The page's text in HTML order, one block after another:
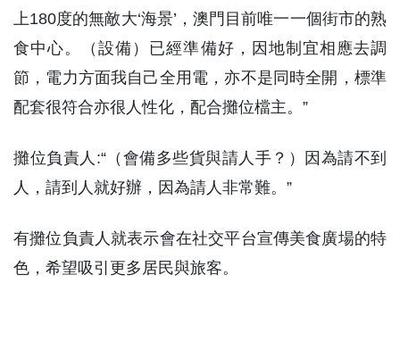
上180度的無敵大‘海景’，澳門目前唯一一個街市的熟
食中心。（設備）已經準備好，因地制宜相應去調
節，電力方面我自己全用電，亦不是同時全開，標準
配套很符合亦很人性化，配合攤位檔主。”
攤位負責人:“（會備多些貨與請人手？）因為請不到
人，請到人就好辦，因為請人非常難。”
有攤位負責人就表示會在社交平台宣傳美食廣場的特
色，希望吸引更多居民與旅客。